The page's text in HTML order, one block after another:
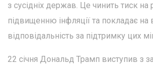
з сусідніх держав. Це чинить тиск на
підвищенню інфляції та покладає на
відповідальність за підтримку цих
22 січня Дональд Трамп виступив з